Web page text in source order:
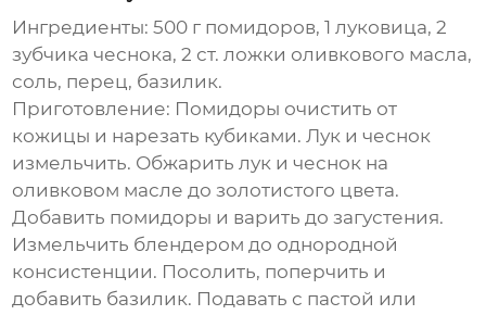
Ингредиенты: 500 г помидоров, 1 луковица, 2
зубчика чеснока, 2 ст. ложки оливкового масла,
соль, перец, базилик.
Приготовление: Помидоры очистить от
кожицы и нарезать кубиками. Лук и чеснок
измельчить. Обжарить лук и чеснок на
оливковом масле до золотистого цвета.
Добавить помидоры и варить до загустения.
Измельчить блендером до однородной
консистенции. Посолить, поперчить и
добавить базилик. Подавать с пастой или